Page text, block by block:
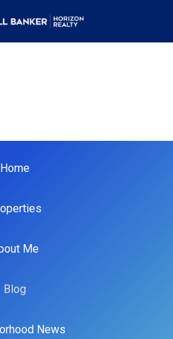
Home
Me
Blog
News